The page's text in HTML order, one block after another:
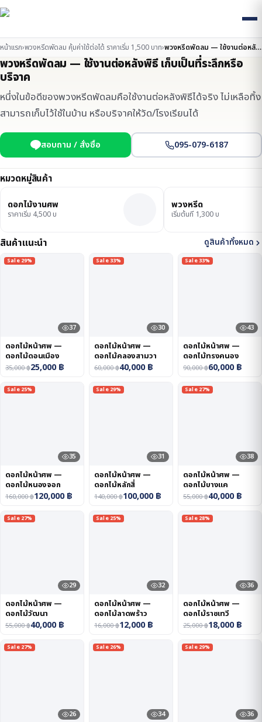
หน้าแรก›พวงหรีดพัดลม คุ้มค่าใช้ต่อได้ ราคาเริ่ม 1,500 บาท› พวงหรีดพัดลม — ใช้งานต่อหลังพิธี เก็บเป็นที่ระลึกหรือบริจาค
พวงหรีดพัดลม — ใช้งานต่อหลังพิธี เก็บเป็นที่ระลึกหรือ
บริจาค
หนึ่งในข้อดีของพวงหรีดพัดลมคือใช้งานต่อหลังพิธีได้จริง ไม่เหลือทิ้ง
สามารถเก็บไว้ใช้ในบ้าน หรือบริจาคให้วัด/โรงเรียนได้
สอบถาม / สั่งซื้อ 095-079-6187
หมวดหมู่สินค้า
ดอกไม้งานศพ
ราคาเริ่ม 4,500 บ
พวงหรีด
เริ่มต้นที่ 1,300 บ
สินค้าแนะนำ ดูสินค้าทั้งหมด
Sale 29%
37
ดอกไม้หน้าศพ —
ดอกไม้ดอนเมือง
35,000฿25,000฿
Sale 33%
30
ดอกไม้หน้าศพ —
ดอกไม้คลองสามวา
60,000฿40,000฿
Sale 33%
43
ดอกไม้หน้าศพ —
ดอกไม้ทรงคนอง
90,000฿60,000฿
Sale 25%
35
ดอกไม้หน้าศพ —
ดอกไม้หนองจอก
160,000฿120,000฿
Sale 29%
31
ดอกไม้หน้าศพ —
ดอกไม้หลักสี่
140,000฿100,000฿
Sale 27%
38
ดอกไม้หน้าศพ —
ดอกไม้บางแค
55,000฿40,000฿
Sale 27%
29
ดอกไม้หน้าศพ —
ดอกไม้วัฒนา
55,000฿40,000฿
Sale 25%
32
ดอกไม้หน้าศพ —
ดอกไม้ลาดพร้าว
16,000฿12,000฿
Sale 28%
36
ดอกไม้หน้าศพ —
ดอกไม้ราชเทวี
25,000฿18,000฿
Sale 27%
26
Sale 26%
34
Sale 29%
36